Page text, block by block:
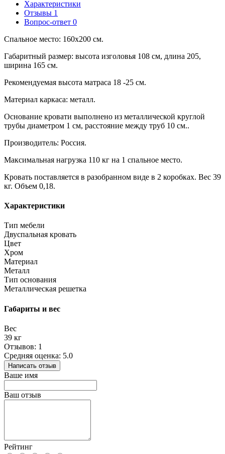
Характеристики
Отзывы 1
Вопрос-ответ 0
Спальное место: 160х200 см.
Габаритный размер: высота изголовья 108 см, длина 205,
ширина 165 см.
Рекомендуемая высота матраса 18 -25 см.
Материал каркаса: металл.
Основание кровати выполнено из металлической круглой
трубы диаметром 1 см, расстояние между труб 10 см..
Производитель: Россия.
Максимальная нагрузка 110 кг на 1 спальное место.
Кровать поставляется в разобранном виде в 2 коробках. Вес 39
кг. Объем 0,18.
Характеристики
Тип мебели
Двуспальная кровать
Цвет
Хром
Материал
Металл
Тип основания
Металлическая решетка
Габариты и вес
Вес
39 кг
Отзывов: 1
Средняя оценка: 5.0
Написать отзыв
Ваше имя
Ваш отзыв
Рейтинг